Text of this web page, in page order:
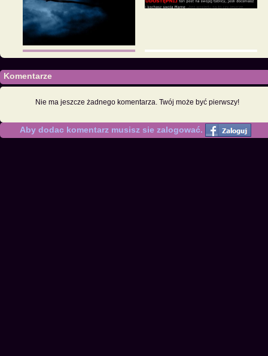
Komentarze
Nie ma jeszcze żadnego komentarza. Twój może być pierwszy!
Aby dodac komentarz musisz sie zalogować.